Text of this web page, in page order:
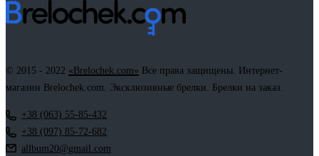
© 2015 - 2022 «Brelochek.com» Все права защищены. Интернет-
магазин Brelochek.com. Эксклюзивные брелки. Брелки на заказ.
+38 (063) 55-85-432
+38 (097) 85-72-682
allbum20@gmail.com